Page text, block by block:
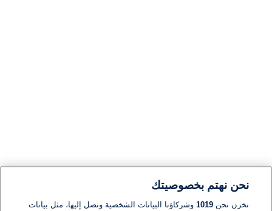
نحن نهتم بخصوصيتك
نخزن نحن1019 وشركاؤنا البيانات الشخصية ونصل إليها، مثل بيانات